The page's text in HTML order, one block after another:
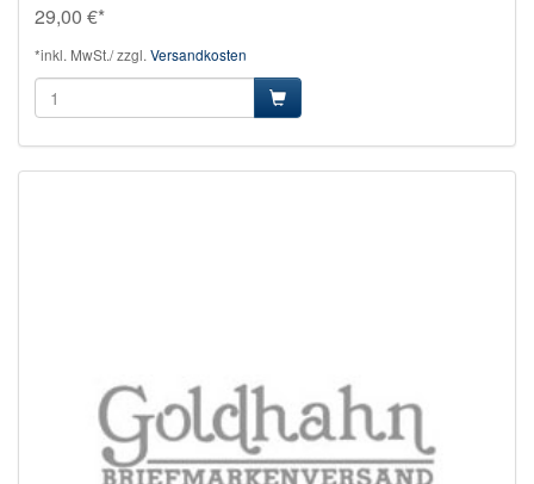
29,00 €*
*inkl. MwSt./ zzgl. Versandkosten